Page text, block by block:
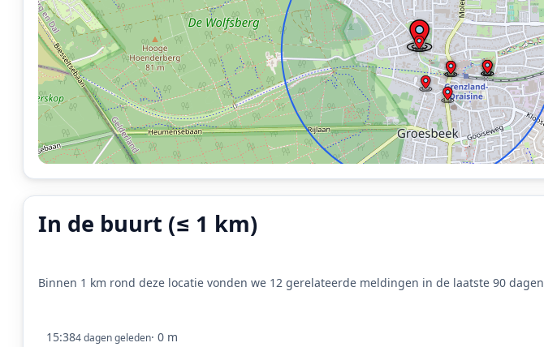
In de buurt (≤ 1 km)
Binnen 1 km rond deze locatie vonden we 12 gerelateerde meldingen in de laatste 90
15:384 dagen geleden· 0 m